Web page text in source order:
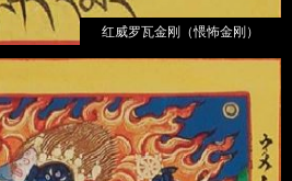
红威罗瓦金刚（愄怖金刚）